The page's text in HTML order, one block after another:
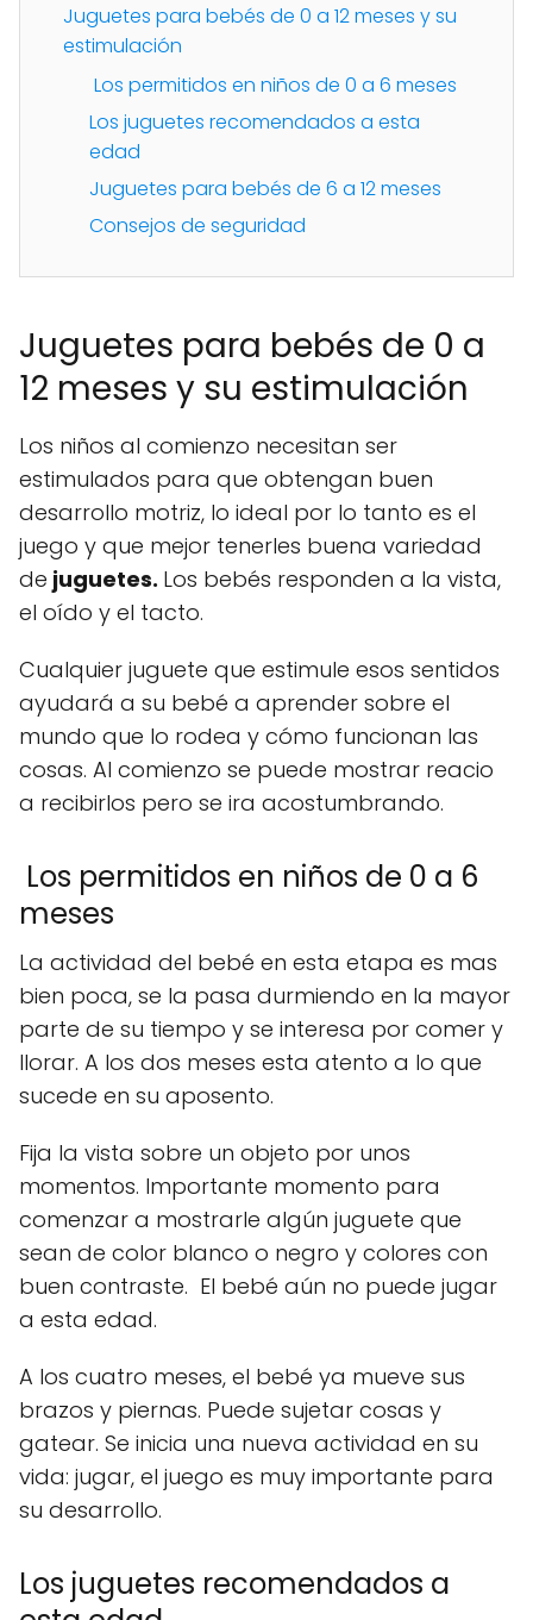
Juguetes para bebés de 0 a 12 meses y su
estimulación
Los permitidos en niños de 0 a 6 meses
Los juguetes recomendados a esta
edad
Juguetes para bebés de 6 a 12 meses
Consejos de seguridad
Juguetes para bebés de 0 a
12 meses y su estimulación
Los niños al comienzo necesitan ser
estimulados para que obtengan buen
desarrollo motriz, lo ideal por lo tanto es el
juego y que mejor tenerles buena variedad
de juguetes. Los bebés responden a la vista,
el oído y el tacto.
Cualquier juguete que estimule esos sentidos
ayudará a su bebé a aprender sobre el
mundo que lo rodea y cómo funcionan las
cosas. Al comienzo se puede mostrar reacio
a recibirlos pero se ira acostumbrando.
Los permitidos en niños de 0 a 6
meses
La actividad del bebé en esta etapa es mas
bien poca, se la pasa durmiendo en la mayor
parte de su tiempo y se interesa por comer y
llorar. A los dos meses esta atento a lo que
sucede en su aposento.
Fija la vista sobre un objeto por unos
momentos. Importante momento para
comenzar a mostrarle algún juguete que
sean de color blanco o negro y colores con
buen contraste. El bebé aún no puede jugar
a esta edad.
A los cuatro meses, el bebé ya mueve sus
brazos y piernas. Puede sujetar cosas y
gatear. Se inicia una nueva actividad en su
vida: jugar, el juego es muy importante para
su desarrollo.
Los juguetes recomendados a